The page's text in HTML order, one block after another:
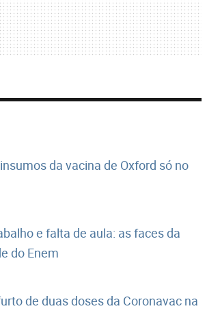
da vacina de Oxford só no
e falta de aula: as faces da
do Enem
de duas doses da Coronavac na